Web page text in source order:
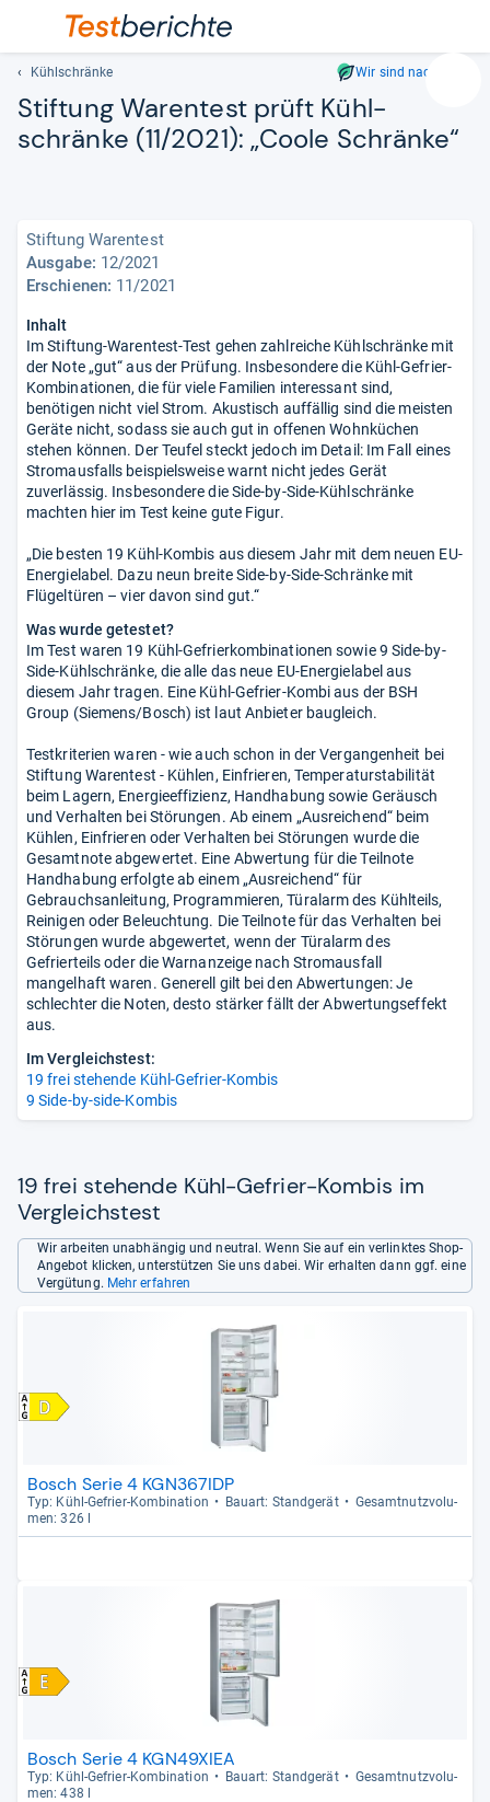
Sie
und
lassen
mit
Kühlschränke Wir sind nachhaltig
Stif­tung Waren­test prüft Kühl­
schränke (11/2021): „Coole Schränke“
Stiftung Warentest
Ausgabe: 12/2021
Erschienen: 11/2021
Inhalt
Im Stiftung-Warentest-Test gehen zahlreiche Kühlschränke mit
der Note „gut“ aus der Prüfung. Insbesondere die Kühl-Gefrier-
Kombinationen, die für viele Familien interessant sind,
benötigen nicht viel Strom. Akustisch auffällig sind die meisten
Geräte nicht, sodass sie auch gut in offenen Wohnküchen
stehen können. Der Teufel steckt jedoch im Detail: Im Fall eines
Stromausfalls beispielsweise warnt nicht jedes Gerät
zuverlässig. Insbesondere die Side-by-Side-Kühlschränke
machten hier im Test keine gute Figur.
„Die besten 19 Kühl-Kombis aus diesem Jahr mit dem neuen EU-
Energielabel. Dazu neun breite Side-by-Side-Schränke mit
Flügeltüren – vier davon sind gut.“
Was wurde getestet?
Im Test waren 19 Kühl-Gefrierkombinationen sowie 9 Side-by-
Side-Kühlschränke, die alle das neue EU-Energielabel aus
diesem Jahr tragen. Eine Kühl-Gefrier-Kombi aus der BSH
Group (Siemens/Bosch) ist laut Anbieter baugleich.
Testkriterien waren - wie auch schon in der Vergangenheit bei
Stiftung Warentest - Kühlen, Einfrieren, Temperaturstabilität
beim Lagern, Energieeffizienz, Handhabung sowie Geräusch
und Verhalten bei Störungen. Ab einem „Ausreichend“ beim
Kühlen, Einfrieren oder Verhalten bei Störungen wurde die
Gesamtnote abgewertet. Eine Abwertung für die Teilnote
Handhabung erfolgte ab einem „Ausreichend“ für
Gebrauchsanleitung, Programmieren, Türalarm des Kühlteils,
Reinigen oder Beleuchtung. Die Teilnote für das Verhalten bei
Störungen wurde abgewertet, wenn der Türalarm des
Gefrierteils oder die Warnanzeige nach Stromausfall
mangelhaft waren. Generell gilt bei den Abwertungen: Je
schlechter die Noten, desto stärker fällt der Abwertungseffekt
aus.
Im Vergleichstest:
19 frei stehende Kühl-Gefrier-Kombis
9 Side-by-side-Kombis
19 frei stehende Kühl-Gefrier-Kombis im
Vergleichstest
Wir arbeiten unabhängig und neutral. Wenn Sie auf ein verlinktes Shop-
Angebot klicken, unterstützen Sie uns dabei. Wir erhalten dann ggf. eine
Vergütung. Mehr erfahren
Bosch Serie 4 KGN367IDP
Typ: Kühl-​Gefrier-​Kom­bi­na­tion Bau­art: Stand­ge­rät
Gesamt­nutz­vo­lu­
men: 326 l
Bosch Serie 4 KGN49XIEA
Typ: Kühl-​Gefrier-​Kom­bi­na­tion Bau­art: Stand­ge­rät
Gesamt­nutz­vo­lu­
men: 438 l